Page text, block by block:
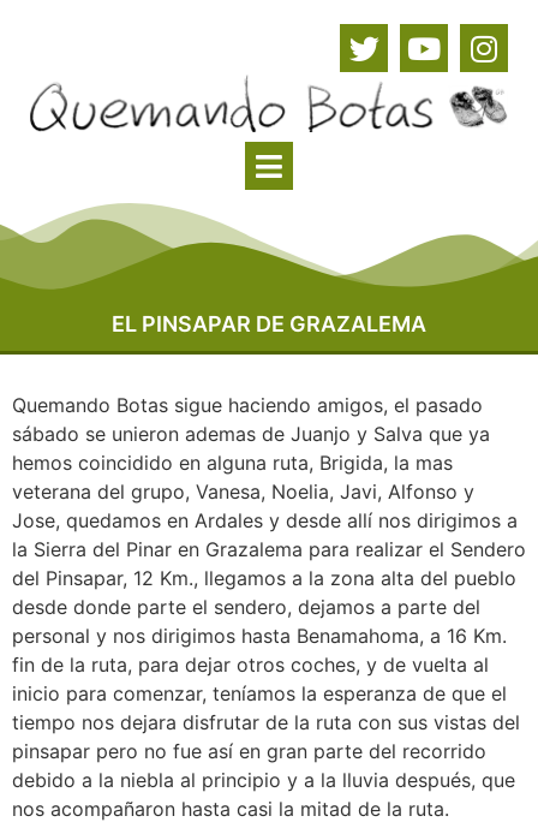
EL PINSAPAR DE GRAZALEMA
Quemando Botas sigue haciendo amigos, el pasado
sábado se unieron ademas de Juanjo y Salva que ya
hemos coincidido en alguna ruta, Brigida, la mas
veterana del grupo, Vanesa, Noelia, Javi, Alfonso y
Jose, quedamos en Ardales y desde allí nos dirigimos a
la Sierra del Pinar en Grazalema para realizar el Sendero
del Pinsapar, 12 Km., llegamos a la zona alta del pueblo
desde donde parte el sendero, dejamos a parte del
personal y nos dirigimos hasta Benamahoma, a 16 Km.
fin de la ruta, para dejar otros coches, y de vuelta al
inicio para comenzar, teníamos la esperanza de que el
tiempo nos dejara disfrutar de la ruta con sus vistas del
pinsapar pero no fue así en gran parte del recorrido
debido a la niebla al principio y a la lluvia después, que
nos acompañaron hasta casi la mitad de la ruta.